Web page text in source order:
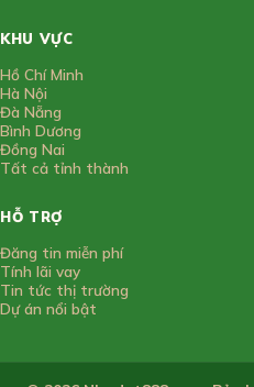
KHU VỰC
Hồ Chí Minh
Hà Nội
Đà Nẵng
Bình Dương
Đồng Nai
Tất cả tỉnh thành
HỖ TRỢ
Đăng tin miễn phí
Tính lãi vay
Tin tức thị trường
Dự án nổi bật